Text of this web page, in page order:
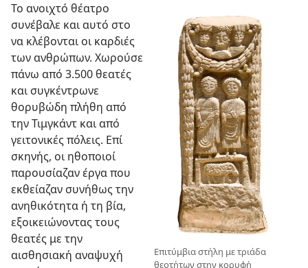
Επιτύμβια στήλη με τριάδα
θεοτήτων στην κορυφή
Το ανοιχτό θέατρο
συνέβαλε και αυτό στο
να κλέβονται οι καρδιές
των ανθρώπων. Χωρούσε
πάνω από 3.500 θεατές
και συγκέντρωνε
θορυβώδη πλήθη από
την Τιμγκάντ και από
γειτονικές πόλεις. Επί
σκηνής, οι ηθοποιοί
παρουσίαζαν έργα που
εκθείαζαν συνήθως την
ανηθικότητα ή τη βία,
εξοικειώνοντας τους
θεατές με την
αισθησιακή αναψυχή